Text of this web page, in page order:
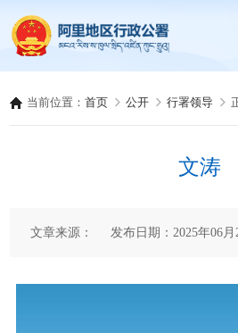
当前位置：首页 公开 行署领导
文涛
文章来源： 发布日期：2025年06月